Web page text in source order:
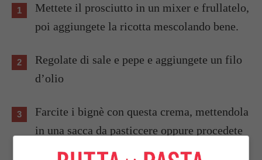
Mettete il prosciutto in un mixer e frullatelo,
poi aggiungete la ricotta mescolando bene.
Regolate di sale e pepe e aggiungete un filo
d’olio
Farcite i bignè con questa crema, mettendola
in una sacca da pasticcere oppure procedete
aprendo i bignè dal fondo e aiutandovi a